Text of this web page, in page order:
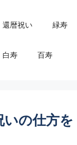
還暦祝い 緑寿
白寿 百寿
の仕方を